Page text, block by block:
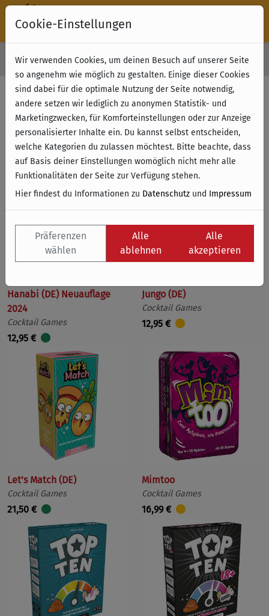
Kostenloser Versand & Retoure ab 49 € (innerhalb Deutschlands)
Filter anzeigen
Name
Hanabi (DE) Neuauflage
2024
Cocktail Games
12,95 €
Jungo (DE)
Cocktail Games
12,95 €
Let’s Match (DE)
Cocktail Games
21,50 €
Mimtoo
Cocktail Games
16,99 €
Cookie-Einstellungen
Wir verwenden Cookies, um deinen Besuch auf unserer Seite
so angenehm wie möglich zu gestalten. Einige dieser Cookies
sind dabei für die optimale Nutzung der Seite notwendig,
andere setzen wir lediglich zu anonymen Statistik- und
Marketingzwecken, für Komforteinstellungen oder zur Anzeige
personalisierter Inhalte ein. Du kannst selbst entscheiden,
welche Kategorien du zulassen möchtest. Bitte beachte, dass
auf Basis deiner Einstellungen womöglich nicht mehr alle
Funktionalitäten der Seite zur Verfügung stehen.
Hier findest du Informationen zu Datenschutz und Impressum
Präferenzen
wählen
Alle
ablehnen
Alle
akzeptieren